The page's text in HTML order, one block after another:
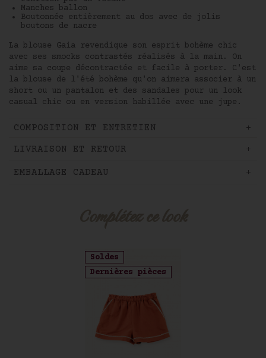
Manches ballon
Boutonnée entièrement au dos avec de jolis
boutons de nacre
La blouse Gaia revendique son esprit bohème chic
avec ses smocks contrastés réalisés à la main. On
aime sa coupe décontractée et facile à porter. C'est
la blouse de l'été bohème qu'on aimera associer à un
short ou un pantalon et des sandales pour un look
casual chic ou en version habillée avec une jupe.
COMPOSITION ET ENTRETIEN
LIVRAISON ET RETOUR
EMBALLAGE CADEAU
Soldes
Dernières pièces